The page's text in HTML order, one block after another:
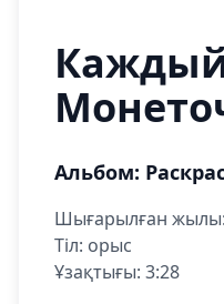
Альбом:
Шығарылған
Тіл: орыс
Ұзақтығы: 3:28